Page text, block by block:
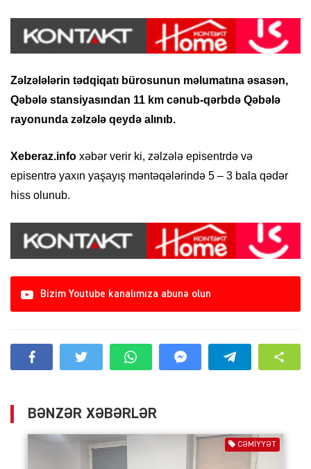
Zəlzələlərin tədqiqatı bürosunun məlumatına əsasən,
Qəbələ stansiyasından 11 km cənub-qərbdə Qəbələ
rayonunda zəlzələ qeydə alınıb.
Xeberaz.info xəbər verir ki, zəlzələ episentrdə və
episentrə yaxın yaşayış məntəqələrində 5 – 3 bala qədər
hiss olunub.
Bizim Youtube kanalımıza abunə olun
BƏNZƏR XƏBƏRLƏR
CƏMIYYƏT